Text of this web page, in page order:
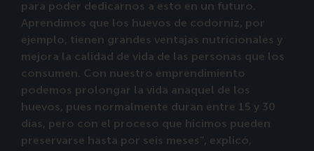
para poder dedicarnos a esto en un futuro.
Aprendimos que los huevos de codorniz, por
ejemplo, tienen grandes ventajas nutricionales y
mejora la calidad de vida de las personas que los
consumen. Con nuestro emprendimiento
podemos prolongar la vida anaquel de los
huevos, pues normalmente duran entre 15 y 30
días, pero con el proceso que hicimos pueden
preservarse hasta por seis meses”, explicó,